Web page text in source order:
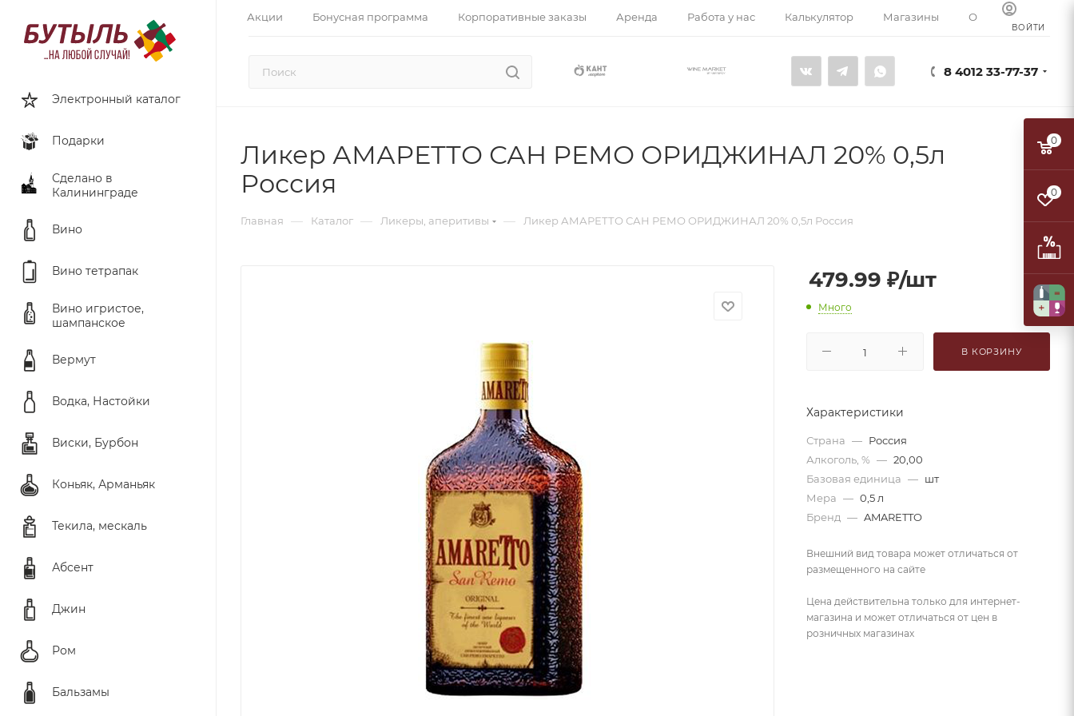
Акции Бонусная программа Корпоративные заказы Аренда Работа у нас Калькулятор Магазины О компании
ВОЙТИ
8 4012 33-77-37
Электронный каталог
Подарки
Сделано в
Калининграде
Вино
Вино тетрапак
Вино игристое,
шампанское
Вермут
Водка, Настойки
Виски, Бурбон
Коньяк, Арманьяк
Текила, мескаль
Абсент
Джин
Ром
Бальзамы
Ликер АМАРЕТТО САН РЕМО ОРИДЖИНАЛ 20% 0,5л
Россия
Главная — Каталог — Ликеры, аперитивы — Ликер АМАРЕТТО САН РЕМО ОРИДЖИНАЛ 20% 0,5л Россия
479.99 ₽/шт
Много
В КОРЗИНУ
Характеристики
Страна — Россия
Алкоголь, % — 20,00
Базовая единица — шт
Мера — 0,5 л
Бренд — AMARETTO
Внешний вид товара может отличаться от
размещенного на сайте
Цена действительна только для интернет-
магазина и может отличаться от цен в
розничных магазинах
0
0